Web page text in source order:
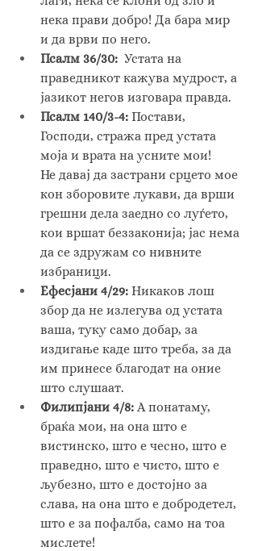
нека прави добро! Да бара мир
и да врви по него.
Псалм 36/30: Устата на
праведникот кажува мудрост, а
јазикот негов изговара правда.
Псалм 140/3-4: Постави,
Господи, стража пред устата
моја и врата на усните мои!
Не давај да застрани срцето мое
кон зборовите лукави, да врши
грешни дела заедно со луѓето,
кои вршат беззаконија; јас нема
да се здружам со нивните
избраници.
Ефесјани 4/29: Никаков лош
збор да не излегува од устата
ваша, туку само добар, за
издигање каде што треба, за да
им принесе благодат на оние
што слушаат.
Филипјани 4/8: А понатаму,
браќа мои, на она што е
вистинско, што е чесно, што е
праведно, што е чисто, што е
љубезно, што е достојно за
слава, на она што е добродетел,
што е за пофалба, само на тоа
мислете!